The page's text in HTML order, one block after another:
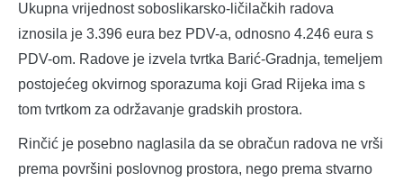
Ukupna vrijednost soboslikarsko-ličilačkih radova
iznosila je 3.396 eura bez PDV-a, odnosno 4.246 eura s
PDV-om. Radove je izvela tvrtka Barić-Gradnja, temeljem
postojećeg okvirnog sporazuma koji Grad Rijeka ima s
tom tvrtkom za održavanje gradskih prostora.
Rinčić je posebno naglasila da se obračun radova ne vrši
prema površini poslovnog prostora, nego prema stvarno